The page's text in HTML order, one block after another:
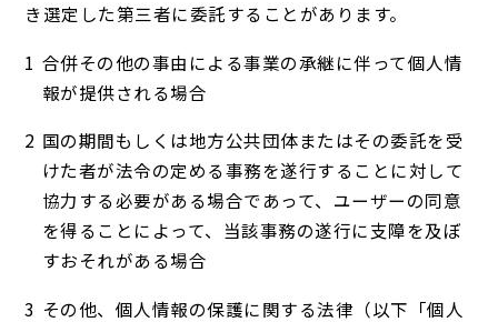
き選定した第三者に委託することがあります。
合併その他の事由による事業の承継に伴って個人情
報が提供される場合
国の期間もしくは地方公共団体またはその委託を受
けた者が法令の定める事務を遂行することに対して
協力する必要がある場合であって、ユーザーの同意
を得ることによって、当該事務の遂行に支障を及ぼ
すおそれがある場合
その他、個人情報の保護に関する法律（以下「個人